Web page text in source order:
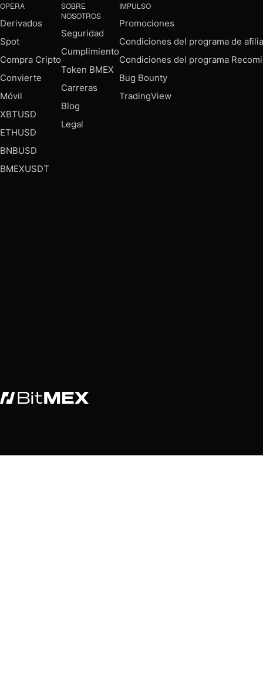
OPERA
Derivados
Spot
Compra Cripto
Convierte
Móvil
XBTUSD
ETHUSD
BNBUSD
BMEXUSDT
SOBRE
NOSOTROS
Seguridad
Cumplimiento
Token BMEX
Carreras
Blog
Legal
IMPULSO
Promociones
Condiciones del programa de
Condiciones del programa
Bug Bounty
TradingView